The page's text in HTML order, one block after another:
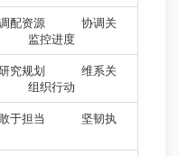
配资源
协调关
监控进度
究规划
维系关
组织行动
于担当
坚韧执